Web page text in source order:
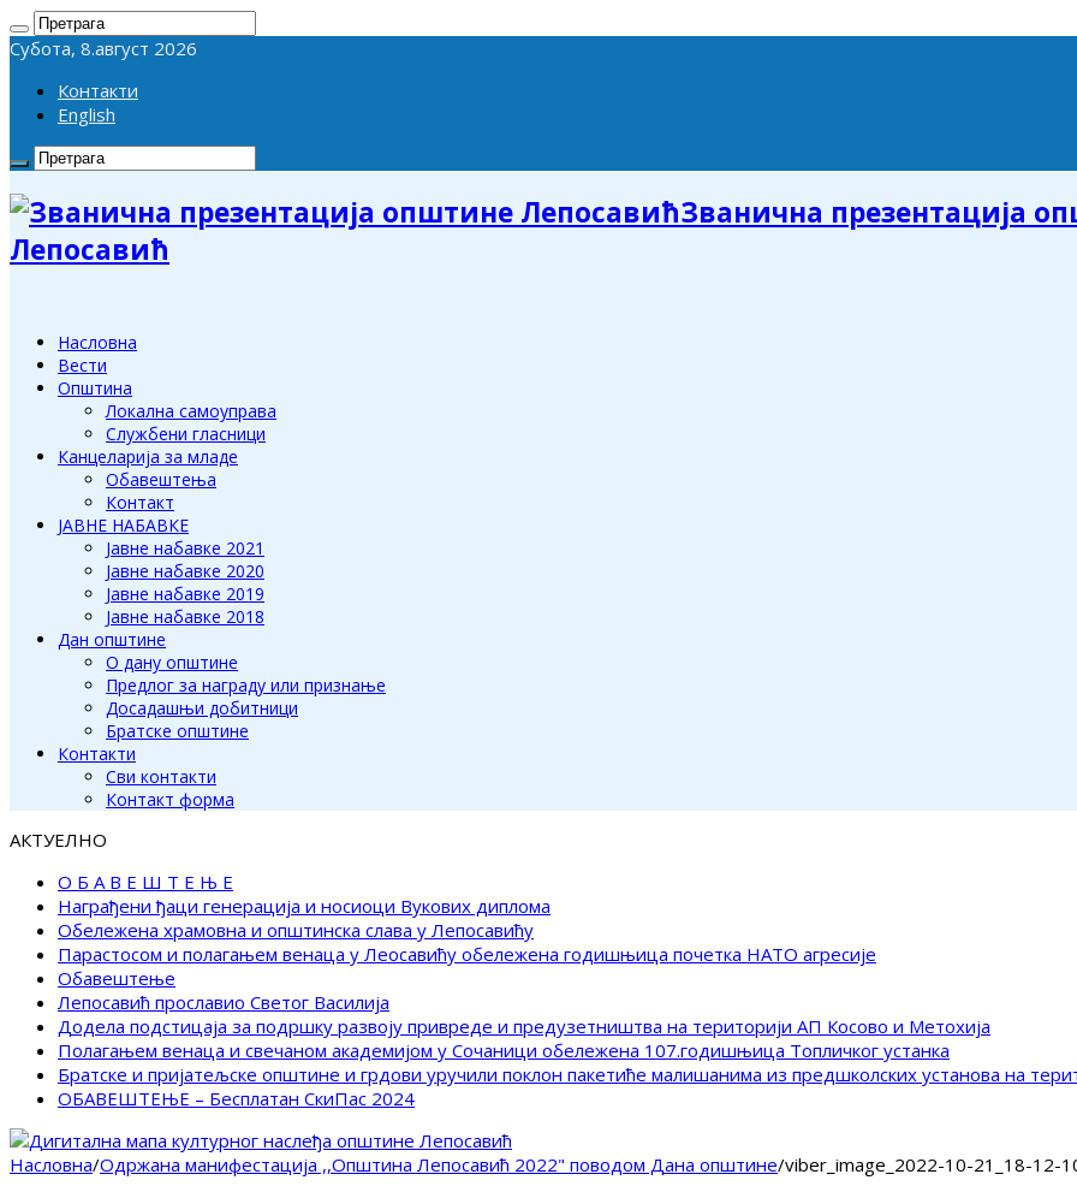
Субота, 8.август 2026
Контакти
English
Званична презентација
Лепосавић
Насловна
Вести
Општина
Локална самоуправа
Службени гласници
Канцеларија за младе
Обавештења
Контакт
ЈАВНЕ НАБАВКЕ
Јавне набавке 2021
Јавне набавке 2020
Јавне набавке 2019
Јавне набавке 2018
Дан општине
О дану општине
Предлог за награду или признање
Досадашњи добитници
Братске општине
Контакти
Сви контакти
Контакт форма
АКТУЕЛНО
О Б А В Е Ш Т Е Њ Е
Награђени ђаци генерација и носиоци Вукових диплома
Обележена храмовна и општинска слава у Лепосавићу
Парастосом и полагањем венаца у Леосавићу обележена годишњица почетка НАТО агресије
Обавештење
Лепосавић прославио Светог Василија
Додела подстицаја за подршку развоју привреде и предузетништва на територији АП Косово и Метохија
Полагањем венаца и свечаном академијом у Сочаници обележена 107.годишњица Топличког устанка
Братске и пријатељске општине и грдови уручили поклон пакетиће малишанима из предшколских установа на
ОБАВЕШТЕЊЕ – Бесплатан СкиПас 2024
Насловна/Одржана манифестација ,,Општина Лепосавић 2022" поводом Дана општине/viber_image_2022-10-21_18-12-